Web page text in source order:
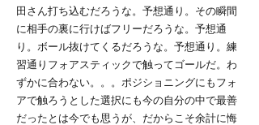
田さん打ち込むだろうな。予想通り。その瞬間
に相手の裏に行けばフリーだろうな。予想通
り。ボール抜けてくるだろうな。予想通り。練
習通りフォアスティックで触ってゴールだ。わ
ずかに合わない。。。ポジショニングにもフォ
アで触ろうとした選択にも今の自分の中で最善
だったとは今でも思うが、だからこそ余計に悔